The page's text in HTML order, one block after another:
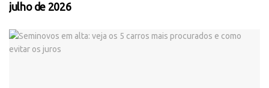
julho de 2026